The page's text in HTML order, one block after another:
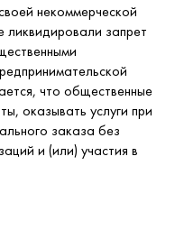
некоммерческой
ликвидировали запрет
что общественные
оказывать услуги при
заказа без
и (или) участия в